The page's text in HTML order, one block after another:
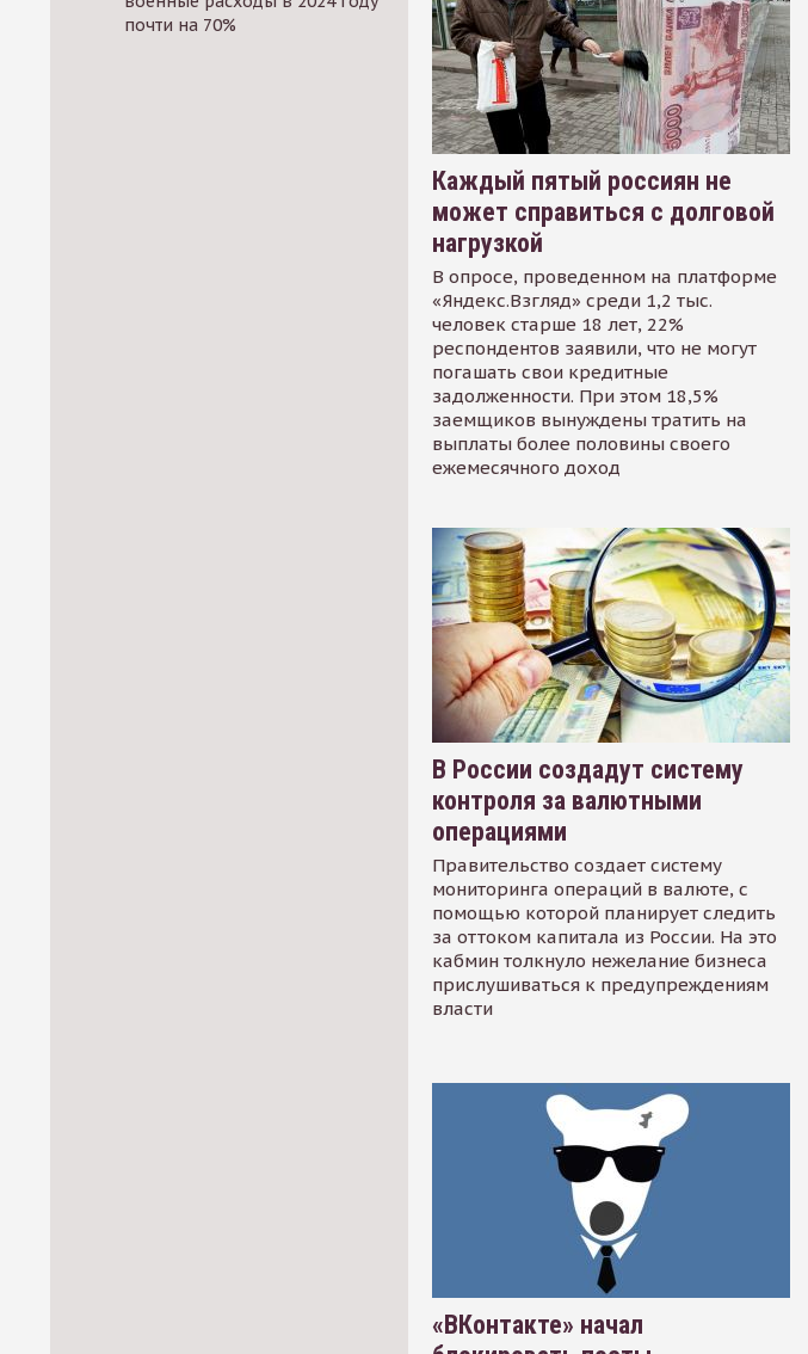
почти на 70%
Каждый пятый россиян не
может справиться с долговой
нагрузкой
В опросе, проведенном на платформе
«Яндекс.Взгляд» среди 1,2 тыс.
человек старше 18 лет, 22%
респондентов заявили, что не могут
погашать свои кредитные
задолженности. При этом 18,5%
заемщиков вынуждены тратить на
выплаты более половины своего
ежемесячного доход
В России создадут систему
контроля за валютными
операциями
Правительство создает систему
мониторинга операций в валюте, с
помощью которой планирует следить
за оттоком капитала из России. На это
кабмин толкнуло нежелание бизнеса
прислушиваться к предупреждениям
власти
«ВКонтакте» начал